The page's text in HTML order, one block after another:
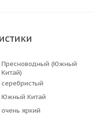
Пресноводный (Южный
Китай)
серебристый
Южный Китай
очень яркий